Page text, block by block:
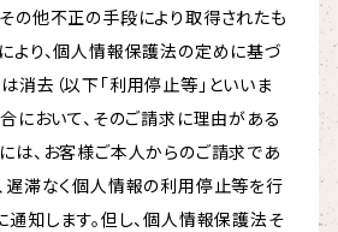
の他不正の手段により取得されたも
より、個人情報保護法の定めに基づ
消去（以下「利用停止等」といいま
において、そのご請求に理由がある
は、お客様ご本人からのご請求であ
遅滞なく個人情報の利用停止等を行
通知します。但し、個人情報保護法そ